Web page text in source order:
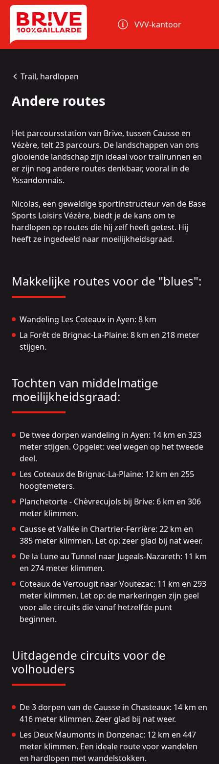
Cookies beheer paneel
VVV-kantoor
Trail, hardlopen
Andere routes
Het parcoursstation van Brive, tussen Causse en
Vézère, telt 23 parcours. De landschappen van ons
glooiende landschap zijn ideaal voor trailrunnen en
er zijn nog andere routes denkbaar, vooral in de
Yssandonnais.
Nicolas, een geweldige sportinstructeur van de Base
Sports Loisirs Vézère, biedt je de kans om te
hardlopen op routes die hij zelf heeft getest. Hij
heeft ze ingedeeld naar moeilijkheidsgraad.
Makkelijke routes voor de "blues":
Wandeling Les Coteaux in Ayen: 8 km
La Forêt de Brignac-La-Plaine: 8 km en 218 meter
stijgen.
Tochten van middelmatige
moeilijkheidsgraad:
De twee dorpen wandeling in Ayen: 14 km en 323
meter stijgen. Opgelet: veel wegen op het tweede
deel.
Les Coteaux de Brignac-La-Plaine: 12 km en 255
hoogtemeters.
Planchetorte - Chèvrecujols bij Brive: 6 km en 306
meter klimmen.
Causse et Vallée in Chartrier-Ferrière: 22 km en
385 meter klimmen. Let op: zeer glad bij nat weer.
De la Lune au Tunnel naar Jugeals-Nazareth: 11 km
en 274 meter klimmen.
Coteaux de Vertougit naar Voutezac: 11 km en 293
meter klimmen. Let op: de markeringen zijn geel
voor alle circuits die vanaf hetzelfde punt
beginnen.
Uitdagende circuits voor de
volhouders
De 3 dorpen van de Causse in Chasteaux: 14 km en
416 meter klimmen. Zeer glad bij nat weer.
Les Deux Maumonts in Donzenac: 12 km en 447
meter klimmen. Een ideale route voor wandelen
en hardlopen met wandelstokken.